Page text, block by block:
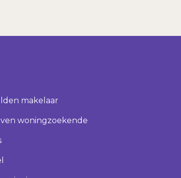
makelaar
woningzoekende